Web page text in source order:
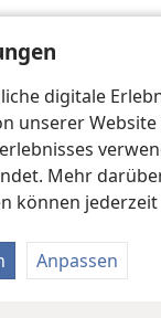
digitale
unserer
Mehr
können
Anpassen
Tower Bible and Tract